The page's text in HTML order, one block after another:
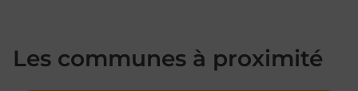
Les communes à proximité